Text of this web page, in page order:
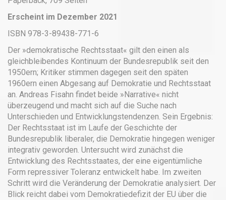
Erscheint im Dezember 2021
ISBN 978-3-89438-771-6
Der »demokratische Rechtsstaat« gilt den einen als
gleichbleibendes Kontinuum der Bundesrepublik seit den
1950ern; Kritiker stimmen dagegen seit den späten
1960ern einen Abgesang auf Demokratie und Rechtsstaat
an. Andreas Fisahn findet beide »Narrative« nicht
überzeugend und macht sich auf die Suche nach
Unterschieden und Entwicklungstendenzen. Sein Ergebnis:
Der Rechtsstaat ist im Laufe der Geschichte der
Bundesrepublik liberaler, die Demokratie hingegen weniger
integrativ geworden. Untersucht wird zunächst die
Entwicklung des Rechtsstaates, der eine eigentümliche
Form repressiver Toleranz entwickelt habe. Im zweiten
Schritt wird die Veränderung der Demokratie analysiert. Der
Blick reicht dabei vom Demokratiedefizit der EU über die